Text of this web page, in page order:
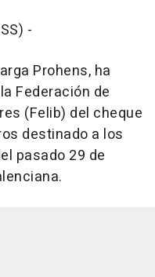
-
Prohens, ha
Federación de
(Felib) del cheque
destinado a los
pasado 29 de